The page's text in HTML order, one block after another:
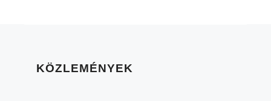
KÖZLEMÉNYEK